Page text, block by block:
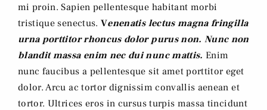
mi proin. Sapien pellentesque habitant morbi
tristique senectus. Venenatis lectus magna fringilla
urna porttitor rhoncus dolor purus non. Nunc non
blandit massa enim nec dui nunc mattis. Enim
nunc faucibus a pellentesque sit amet porttitor eget
dolor. Arcu ac tortor dignissim convallis aenean et
tortor. Ultrices eros in cursus turpis massa tincidunt